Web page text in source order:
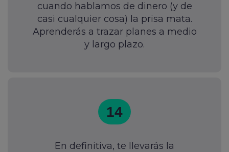
cuando hablamos de dinero (y de
casi cualquier cosa) la prisa mata.
Aprenderás a trazar planes a medio
y largo plazo.
14
En definitiva, te llevarás la